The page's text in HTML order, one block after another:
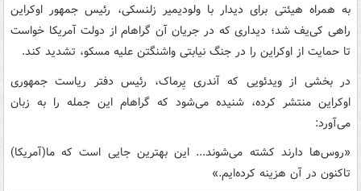
به همراه هیئتی برای دیدار با ولودیمیر زلنسکی، رئیس جمهور اوکراین
راهی کی‌یف شد؛ دیداری که در جریان آن گراهام از دولت آمریکا خواست
تا حمایت از اوکراین را در جنگ نیابتی واشنگتن علیه مسکو، تشدید کند.
در بخشی از ویدئویی که آندری یِرماک، رئیس دفتر ریاست جمهوری
اوکراین منتشر کرده، شنیده می‌شود که گراهام این جمله را به زبان
می‌آورد:
«روس‌ها دارند کشته می‌شوند... این بهترین جایی است که ما(آمریکا)
تاکنون در آن هزینه کرده‌ایم.»